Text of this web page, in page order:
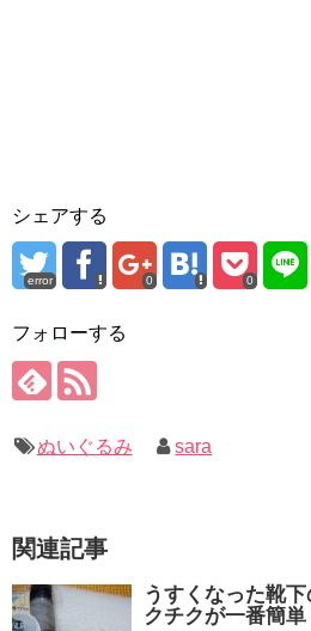
シェアする
error 0 0
フォローする
ぬいぐるみ sara
関連記事
うすくなった靴
クチクが一番簡単